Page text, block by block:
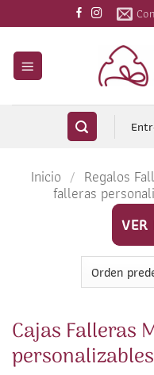
al
contenido
Inicio / Regalos
falleras
VER
Cajas Falleras
personalizables
1/4